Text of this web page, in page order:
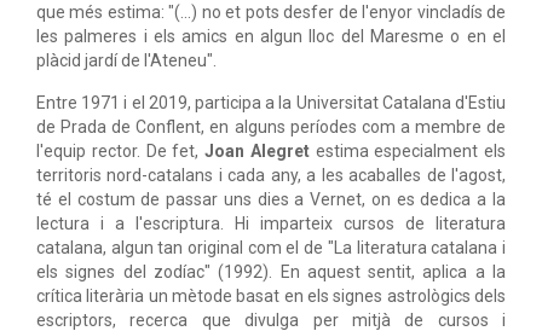
que més estima: "(...) no et pots desfer de l'enyor vincladís de
les palmeres i els amics en algun lloc del Maresme o en el
plàcid jardí de l'Ateneu".
Entre 1971 i el 2019, participa a la Universitat Catalana d'Estiu
de Prada de Conflent, en alguns períodes com a membre de
l'equip rector. De fet, Joan Alegret estima especialment els
territoris nord-catalans i cada any, a les acaballes de l'agost,
té el costum de passar uns dies a Vernet, on es dedica a la
lectura i a l'escriptura. Hi imparteix cursos de literatura
catalana, algun tan original com el de "La literatura catalana i
els signes del zodíac" (1992). En aquest sentit, aplica a la
crítica literària un mètode basat en els signes astrològics dels
escriptors, recerca que divulga per mitjà de cursos i